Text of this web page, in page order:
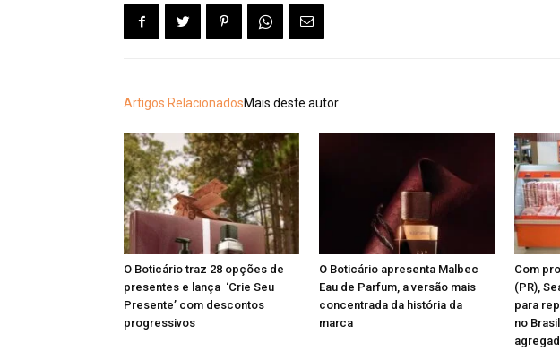
Artigos RelacionadosMais deste autor
O Boticário traz 28 opções de
presentes e lança ‘Crie Seu
Presente’ com descontos
progressivos
O Boticário apresenta Malbec
Eau de Parfum, a versão mais
concentrada da história da
marca
Com
(PR),
para
no